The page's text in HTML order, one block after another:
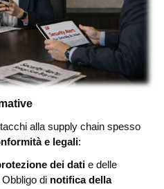
alla supply chain spesso
e legali:
dei dati e delle
Obbligo di notifica della